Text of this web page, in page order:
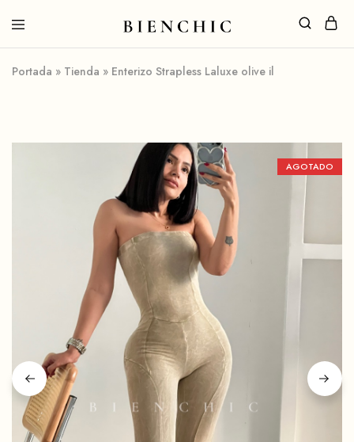
Portada » Tienda » Enterizo Strapless Laluxe olive il
AGOTADO